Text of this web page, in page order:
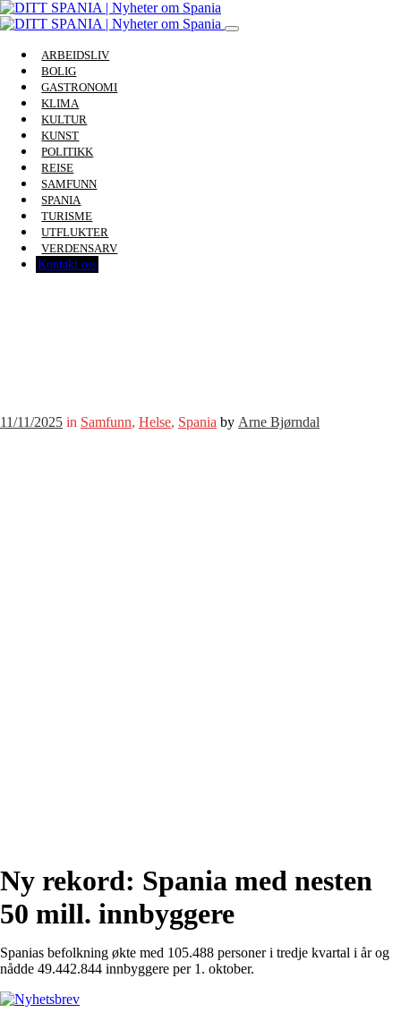
ARBEIDSLIV
BOLIG
GASTRONOMI
KLIMA
KULTUR
KUNST
POLITIKK
REISE
SAMFUNN
SPANIA
TURISME
UTFLUKTER
VERDENSARV
Kontakt oss
11/11/2025 in Samfunn, Helse, Spania by Arne Bjørndal
Ny rekord: Spania med nesten
50 mill. innbyggere
Spanias befolkning økte med 105.488 personer i tredje kvartal i år og
nådde 49.442.844 innbyggere per 1. oktober.